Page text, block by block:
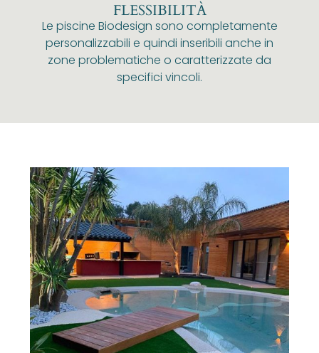
FLESSIBILITÀ
Le piscine Biodesign sono completamente
personalizzabili e quindi inseribili anche in
zone problematiche o caratterizzate da
specifici vincoli.